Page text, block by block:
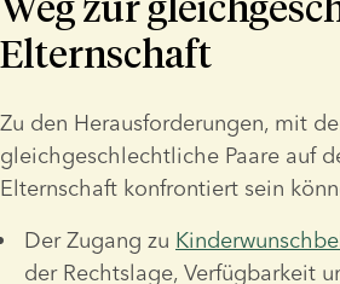
Elternschaft
Zu den Herausforderungen, mit
gleichgeschlechtliche Paare auf
Elternschaft konfrontiert sein
Der Zugang zu
der Rechtslage, Verfügbarkeit